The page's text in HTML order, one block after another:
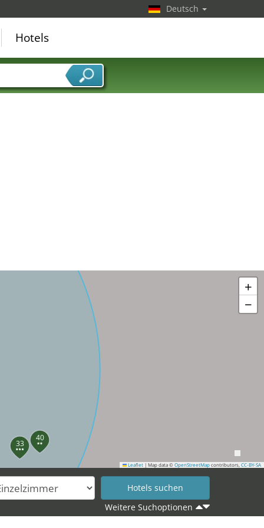
33
40
+
−
Leaflet | Map data © OpenStreetMap contributors, CC-BY-SA
Weitere Suchoptionen
Deutsch
Hotels